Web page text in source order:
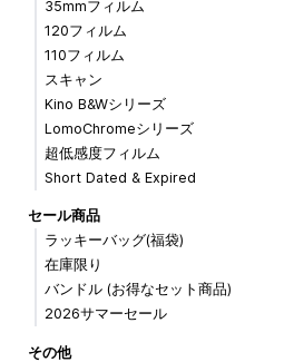
35mmフィルム
120フィルム
110フィルム
スキャン
Kino B&Wシリーズ
LomoChromeシリーズ
超低感度フィルム
Short Dated & Expired
セール商品
ラッキーバッグ(福袋)
在庫限り
バンドル (お得なセット商品)
2026サマーセール
その他